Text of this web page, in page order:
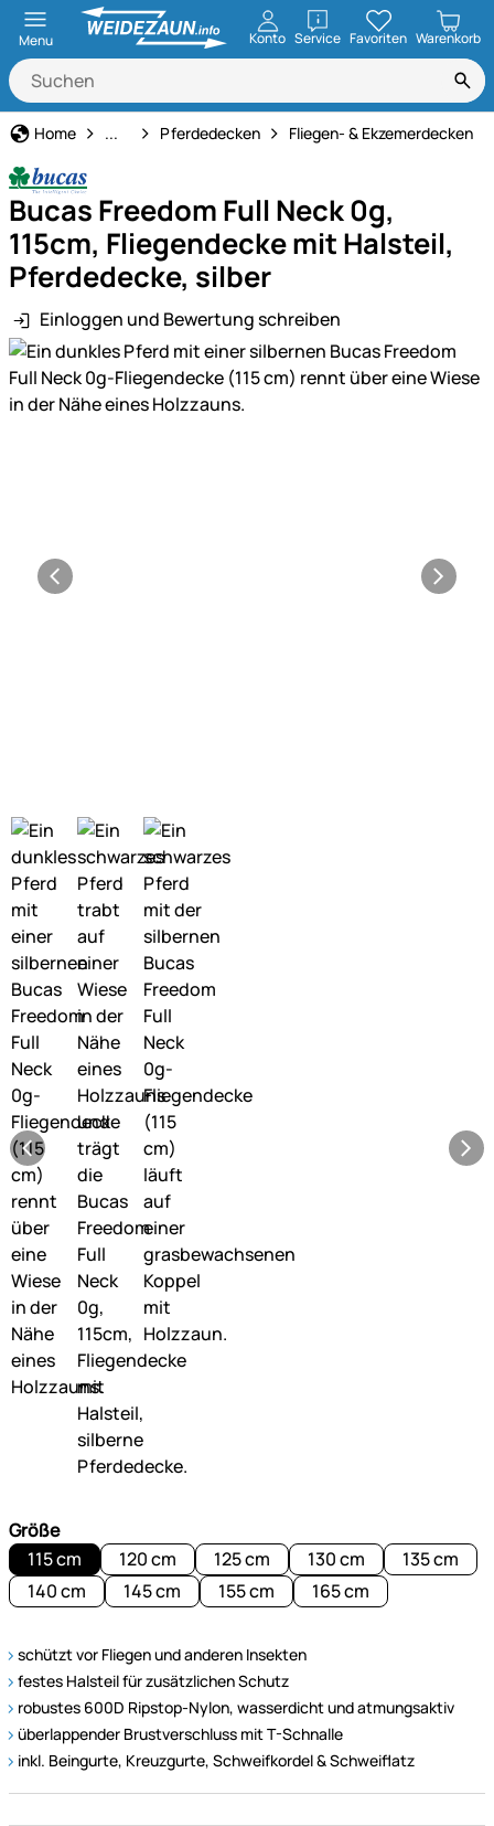
Menu Konto ServiceöffnenFavoriten Warenkorb
Home Pferdehaltung
... Pferdedecken Fliegen- & Ekzemerdecken
Bucas Freedom Full Neck 0g,
115cm, Fliegendecke mit Halsteil,
Pferdedecke, silber
Einloggen und Bewertung schreiben
Produktgalerie
Größe
115 cm
120 cm 125 cm 130 cm
135 cm
140 cm
145 cm 155 cm 165 cm
schützt vor Fliegen und anderen Insekten
festes Halsteil für zusätzlichen Schutz
robustes 600D Ripstop-Nylon, wasserdicht und atmungsaktiv
überlappender Brustverschluss mit T-Schnalle
inkl. Beingurte, Kreuzgurte, Schweifkordel & Schweiflatz